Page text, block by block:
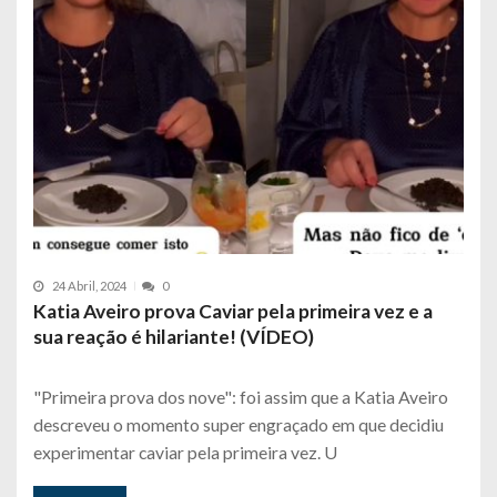
24 Abril, 2024 0
Katia Aveiro prova Caviar pela primeira vez e a
sua reação é hilariante! (VÍDEO)
"Primeira prova dos nove": foi assim que a Katia Aveiro
descreveu o momento super engraçado em que decidiu
experimentar caviar pela primeira vez. U